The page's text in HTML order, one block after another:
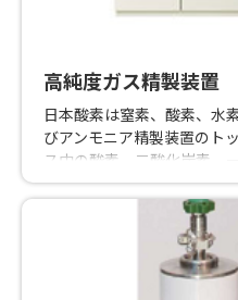
高純度ガス精製装置
日本酸素は窒素、酸素、水
びアンモニア精製装置のト
ス中の酸素、二酸化炭素、
等の不純物成分を吸着除去
精製します。豊富なライン